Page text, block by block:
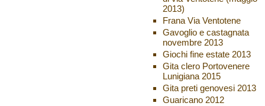
2013)
Frana Via Ventotene
Gavoglio e castagnata
novembre 2013
Giochi fine estate 2013
Gita clero Portovenere
Lunigiana 2015
Gita preti genovesi 2013
Guaricano 2012